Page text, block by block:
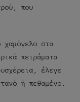
που
χαμόγελο στα
πειράματα
έλεγε
ή πεθαμένο.